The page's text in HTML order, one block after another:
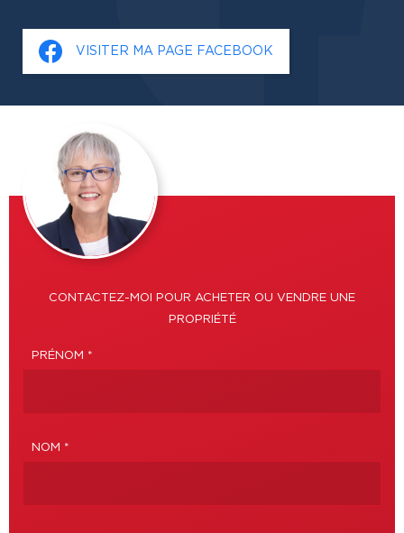
VISITER MA PAGE FACEBOOK
CONTACTEZ-MOI POUR ACHETER OU VENDRE UNE
PROPRIÉTÉ
PRÉNOM *
NOM *